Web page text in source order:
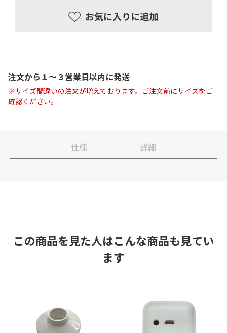
注文から１〜３営業日以内に発送
※サイズ間違いの注文が増えております。ご注文前にサイズをご
確認ください。
仕様 詳細
この商品を見た人はこんな商品も見てい
ます